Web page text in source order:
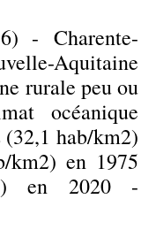
- Charente-
Aquitaine
rurale peu ou
océanique
hab/km2)
km2) en 1975
en 2020 -